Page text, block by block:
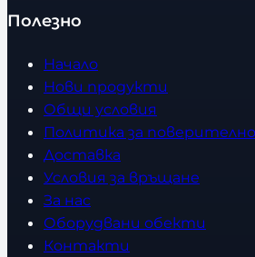
Полезно
Начало
Нови продукти
Общи условия
Политика за
Доставка
Условия за връщане
За нас
Оборудвани обекти
Контакти